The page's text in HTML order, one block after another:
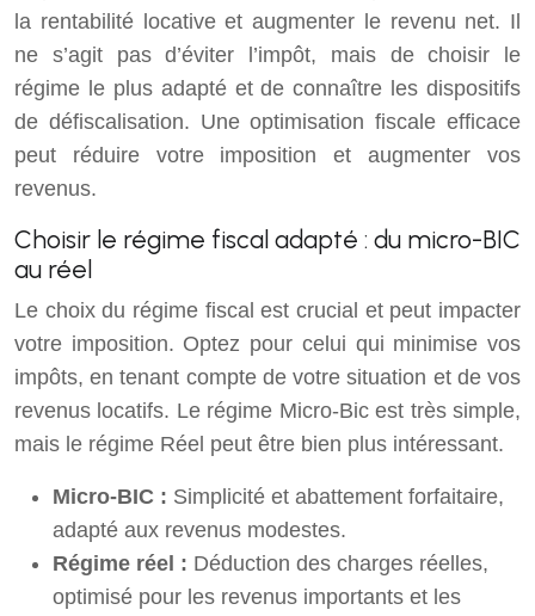
la rentabilité locative et augmenter le revenu net. Il
ne s’agit pas d’éviter l’impôt, mais de choisir le
régime le plus adapté et de connaître les dispositifs
de défiscalisation. Une optimisation fiscale efficace
peut réduire votre imposition et augmenter vos
revenus.
Choisir le régime fiscal adapté : du micro-BIC
au réel
Le choix du régime fiscal est crucial et peut impacter
votre imposition. Optez pour celui qui minimise vos
impôts, en tenant compte de votre situation et de vos
revenus locatifs. Le régime Micro-Bic est très simple,
mais le régime Réel peut être bien plus intéressant.
Micro-BIC : Simplicité et abattement forfaitaire,
adapté aux revenus modestes.
Régime réel : Déduction des charges réelles,
optimisé pour les revenus importants et les